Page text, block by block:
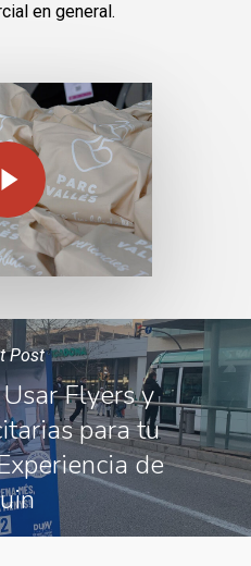
en general.
Play Video
Post
Flyers y
para tu
de